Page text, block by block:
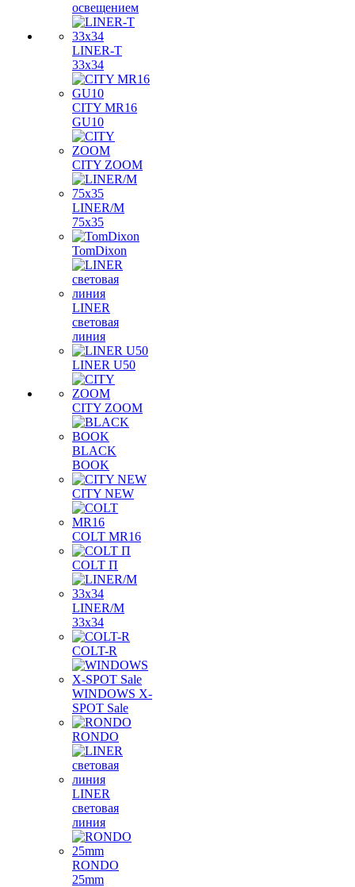
освещением
LINER-T
33x34
CITY MR16
GU10
CITY ZOOM
LINER/M
75х35
TomDixon
LINER
световая
линия
LINER U50
CITY ZOOM
BLACK
BOOK
CITY NEW
COLT MR16
COLT П
LINER/М
33х34
COLT-R
WINDOWS X-
SPOT Sale
RONDO
LINER
световая
линия
RONDO
25mm